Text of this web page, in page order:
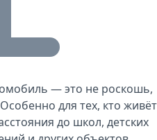
— это не роскошь,
для тех, кто живёт
до школ, детских